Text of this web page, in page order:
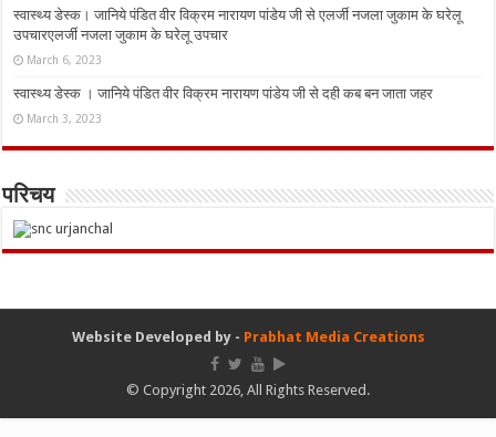
स्वास्थ्य डेस्क। जानिये पंडित वीर विक्रम नारायण पांडेय जी से एलर्जी नजला जुकाम के घरेलू
उपचारएलर्जी नजला जुकाम के घरेलू उपचार
March 6, 2023
स्वास्थ्य डेस्क । जानिये पंडित वीर विक्रम नारायण पांडेय जी से दही कब बन जाता जहर
March 3, 2023
परिचय
Website Developed by - Prabhat Media Creations
© Copyright 2026, All Rights Reserved.